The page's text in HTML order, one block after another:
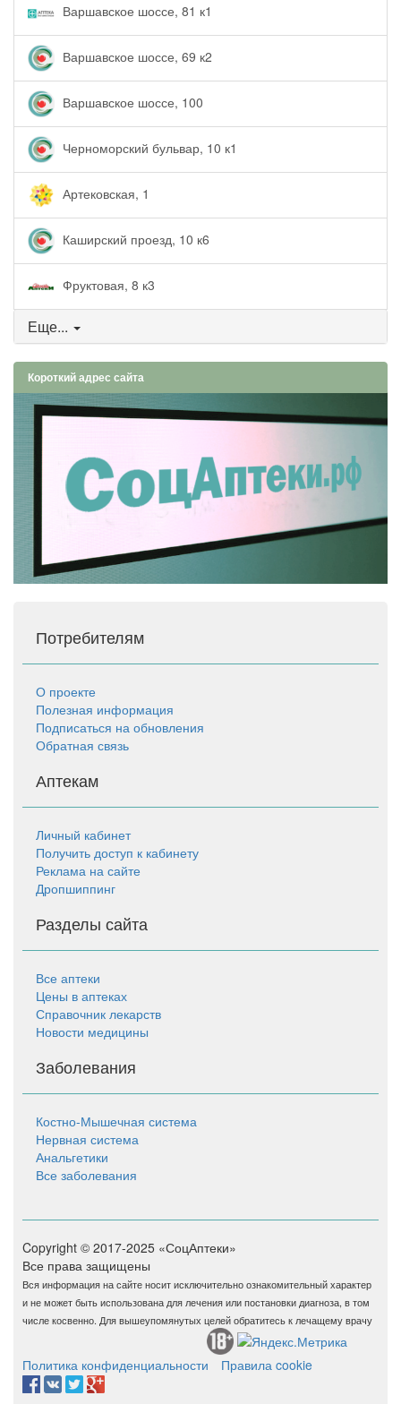
Варшавское шоссе, 81 к1
Варшавское шоссе, 69 к2
Варшавское шоссе, 100
Черноморский бульвар, 10 к1
Артековская, 1
Каширский проезд, 10 к6
Фруктовая, 8 к3
Еще...
Короткий адрес сайта
Потребителям
О проекте
Полезная информация
Подписаться на обновления
Обратная связь
Аптекам
Личный кабинет
Получить доступ к кабинету
Реклама на сайте
Дропшиппинг
Разделы сайта
Все аптеки
Цены в аптеках
Справочник лекарств
Новости медицины
Заболевания
Костно-Мышечная система
Нервная система
Анальгетики
Все заболевания
Copyright © 2017-2025 «СоцАптеки»
Все права защищены
Вся информация на сайте носит исключительно ознакомительный характер
и не может быть использована для лечения или постановки диагноза, в том
числе косвенно. Для вышеупомянутых целей обратитесь к лечащему врачу
Политика конфиденциальности Правила cookie